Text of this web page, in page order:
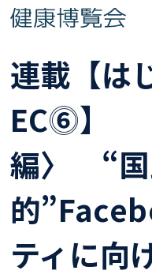
連載【は
EC⓺】
編〉 “
的
ティに向